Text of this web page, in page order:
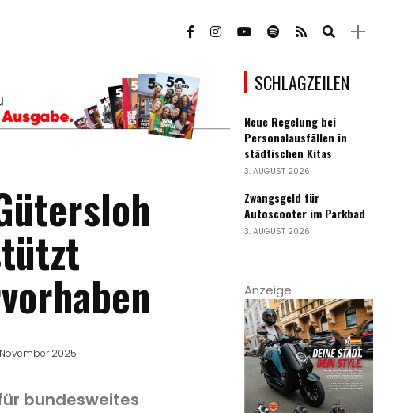
2025
bundesweites
SCHLAGZEILEN
Neue Regelung bei
Personalausfällen in
städtischen Kitas
3. AUGUST 2026
Zwangsgeld für
Autoscooter im Parkbad
3. AUGUST 2026
Anzeige